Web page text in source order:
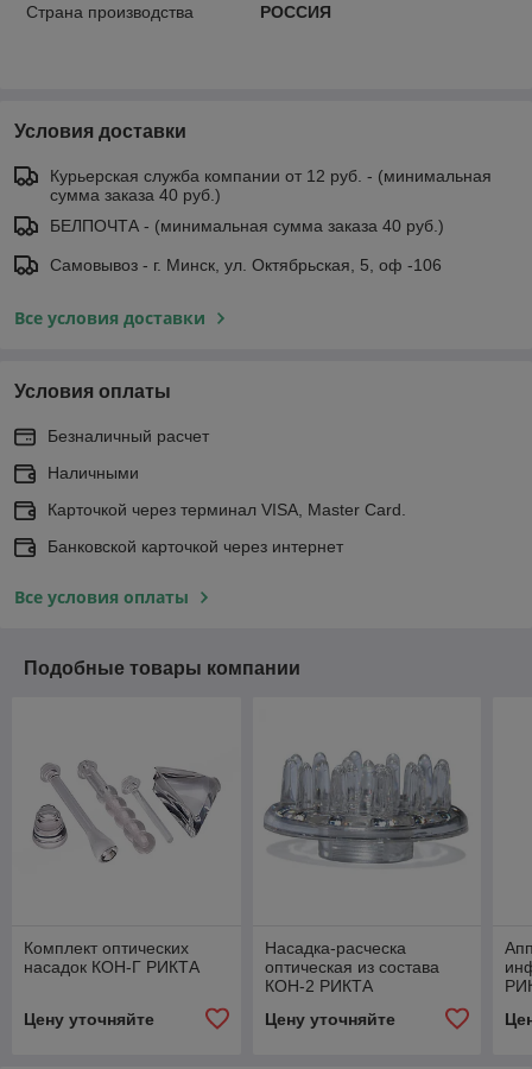
Страна производства
РОССИЯ
Условия доставки
Курьерская служба компании от 12 руб. - (минимальная
сумма заказа 40 руб.)
БЕЛПОЧТА - (минимальная сумма заказа 40 руб.)
Самовывоз - г. Минск, ул. Октябрьская, 5, оф -106
Все условия доставки
Условия оплаты
Безналичный расчет
Наличными
Карточкой через терминал VISA, Master Card.
Банковской карточкой через интернет
Все условия оплаты
Подобные товары компании
Комплект оптических
насадок КОН-Г РИКТА
Цену уточняйте
Насадка-расческа
оптическая из состава
КОН-2 РИКТА
Цену уточняйте